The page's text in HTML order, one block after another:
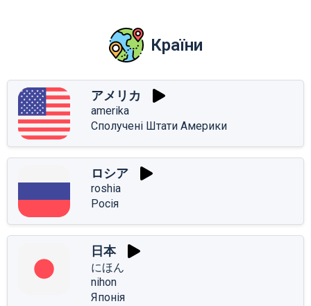
Країни
アメリカ
amerika
Сполучені Штати Америки
ロシア
roshia
Росія
日本
にほん
nihon
Японія